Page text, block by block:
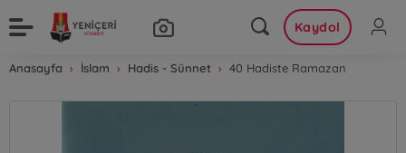
Kaydol
Anasayfa İslam Hadis - Sünnet 40 Hadiste Ramazan